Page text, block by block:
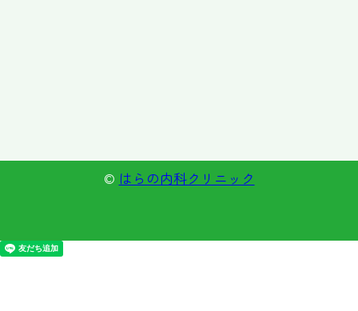
© はらの内科クリニック